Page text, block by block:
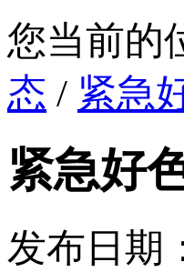
您当前的
态 / 紧急
紧急好
发布日期